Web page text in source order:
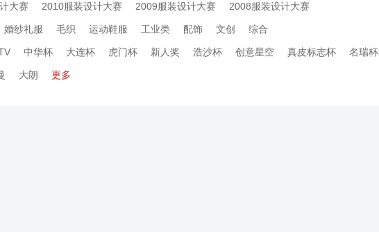
大赛 2010服装设计大赛 2009服装设计大赛 2008服装设计大赛
婚纱礼服 毛织 运动鞋服 工业类 配饰 文创 综合
中华杯 大连杯 虎门杯 新人奖 浩沙杯 创意星空 真皮标志杯 名瑞杯
大朗 更多